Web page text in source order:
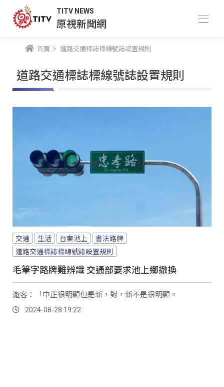
TITV NEWS
原視新聞網
首頁 道路交通標誌標線號誌設置規則
道路交通標誌標線號誌設置規則
交通 生活 台東池上
書法路牌
道路交通標誌標線號誌設置規則
毛筆字路牌難辨識 交通部要求池上鄉撤換
遊客：「中正很明顯但是新，對，新不是很明顯。
2024-08-28 19:22